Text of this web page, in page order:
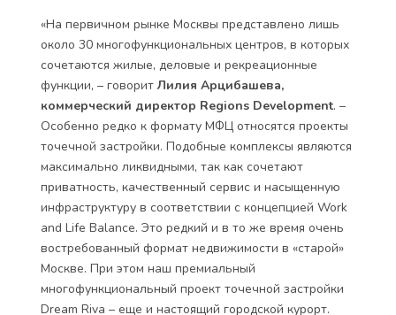
«На первичном рынке Москвы представлено лишь
около 30 многофункциональных центров, в которых
сочетаются жилые, деловые и рекреационные
функции, – говорит Лилия Арцибашева,
коммерческий директор Regions Development. –
Особенно редко к формату МФЦ относятся проекты
точечной застройки. Подобные комплексы являются
максимально ликвидными, так как сочетают
приватность, качественный сервис и насыщенную
инфраструктуру в соответствии с концепцией Work
and Life Balance. Это редкий и в то же время очень
востребованный формат недвижимости в «старой»
Москве. При этом наш премиальный
многофункциональный проект точечной застройки
Dream Riva – еще и настоящий городской курорт.